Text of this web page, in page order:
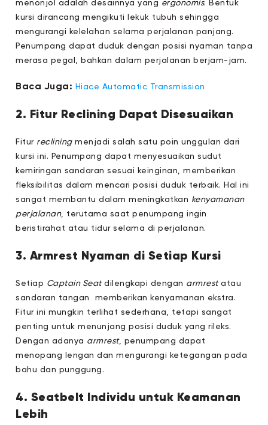
menonjol adalah desainnya yang ergonomis. Bentuk
kursi dirancang mengikuti lekuk tubuh sehingga
mengurangi kelelahan selama perjalanan panjang.
Penumpang dapat duduk dengan posisi nyaman tanpa
merasa pegal, bahkan dalam perjalanan berjam-jam.
Baca Juga: Hiace Automatic Transmission
2. Fitur Reclining Dapat Disesuaikan
Fitur recliningmenjadi salah satu poin unggulan dari
kursi ini. Penumpang dapat menyesuaikan sudut
kemiringan sandaran sesuai keinginan, memberikan
fleksibilitas dalam mencari posisi duduk terbaik. Hal ini
sangat membantu dalam meningkatkan kenyamanan
perjalanan, terutama saat penumpang ingin
beristirahat atau tidur selama di perjalanan.
3. Armrest Nyaman di Setiap Kursi
Setiap Captain Seatdilengkapi dengan armrestatau
sandaran tangan memberikan kenyamanan ekstra.
Fitur ini mungkin terlihat sederhana, tetapi sangat
penting untuk menunjang posisi duduk yang rileks.
Dengan adanya armrest, penumpang dapat
menopang lengan dan mengurangi ketegangan pada
bahu dan punggung.
4. Seatbelt Individu untuk Keamanan
Lebih